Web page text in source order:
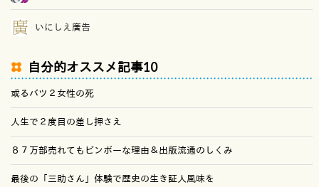
いにしえ廣告
自分的オススメ記事10
或るバツ２女性の死
人生で２度目の差し押さえ
８７万部売れてもビンボーな理由＆出版流通のしくみ
最後の「三助さん」体験で歴史の生き証人風味を